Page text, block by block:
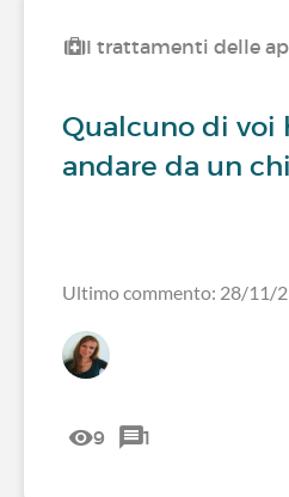
I trattamenti delle
Qualcuno di voi
andare da un
Ultimo commento: 28/11/
9 1